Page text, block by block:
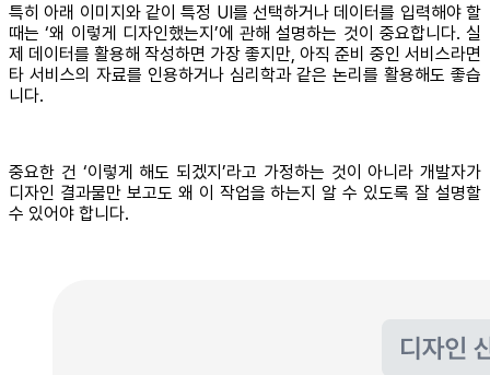
특히 아래 이미지와 같이 특정 UI를 선택하거나 데이터를 입력해야 할
때는 ‘왜 이렇게 디자인했는지’에 관해 설명하는 것이 중요합니다. 실
제 데이터를 활용해 작성하면 가장 좋지만, 아직 준비 중인 서비스라면
타 서비스의 자료를 인용하거나 심리학과 같은 논리를 활용해도 좋습
니다.
중요한 건 ‘이렇게 해도 되겠지’라고 가정하는 것이 아니라 개발자가
디자인 결과물만 보고도 왜 이 작업을 하는지 알 수 있도록 잘 설명할
수 있어야 합니다.